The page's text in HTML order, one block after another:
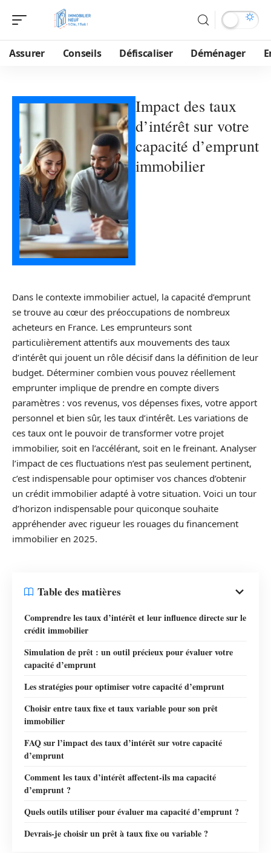
Assurer Conseils Défiscaliser Déménager
Impact des taux
d’intérêt sur votre
capacité d’emprunt
immobilier
Dans le contexte immobilier actuel, la capacité d’emprunt
se trouve au cœur des préoccupations de nombreux
acheteurs en France. Les emprunteurs sont
particulièrement attentifs aux mouvements des taux
d’intérêt qui jouent un rôle décisif dans la définition de leur
budget. Déterminer combien vous pouvez réellement
emprunter implique de prendre en compte divers
paramètres : vos revenus, vos dépenses fixes, votre apport
personnel et bien sûr, les taux d’intérêt. Les variations de
ces taux ont le pouvoir de transformer votre projet
immobilier, soit en l’accélérant, soit en le freinant. Analyser
l’impact de ces fluctuations n’est pas seulement pertinent,
c’est indispensable pour optimiser vos chances d’obtenir
un crédit immobilier adapté à votre situation. Voici un tour
d’horizon indispensable pour quiconque souhaite
appréhender avec rigueur les rouages du financement
immobilier en 2025.
Table des matières
Comprendre les taux d’intérêt et leur influence directe sur le
crédit immobilier
Simulation de prêt : un outil précieux pour évaluer votre
capacité d’emprunt
Les stratégies pour optimiser votre capacité d’emprunt
Choisir entre taux fixe et taux variable pour son prêt
immobilier
FAQ sur l’impact des taux d’intérêt sur votre capacité
d’emprunt
Comment les taux d’intérêt affectent-ils ma capacité
d’emprunt ?
Quels outils utiliser pour évaluer ma capacité d’emprunt ?
Devrais-je choisir un prêt à taux fixe ou variable ?